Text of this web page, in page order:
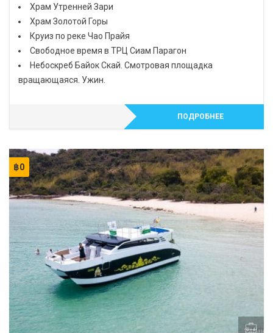
Храм Утренней Зари
Храм Золотой Горы
Круиз по реке Чао Прайя
Свободное время в ТРЦ Сиам Парагон
Небоскреб Байок Скай. Смотровая площадка
вращающаяся. Ужин.
ПОДРОБНЕЕ
฿0